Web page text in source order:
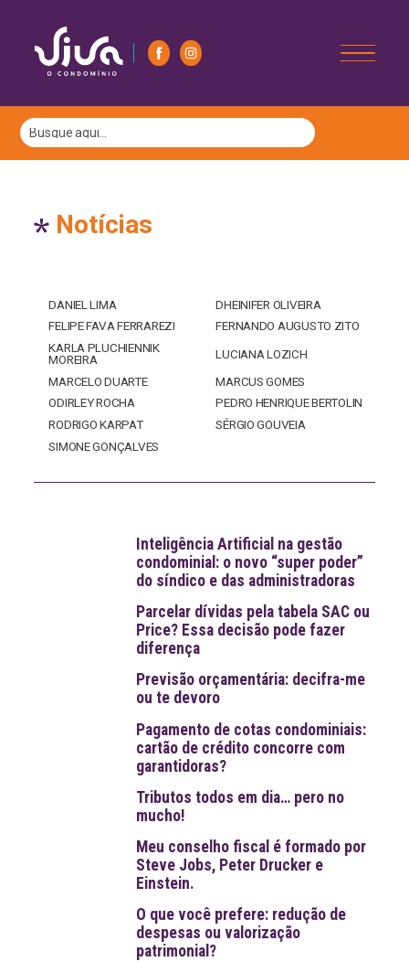
Notícias
DANIEL LIMA
DHEINIFER OLIVEIRA
FELIPE FAVA FERRAREZI
FERNANDO AUGUSTO ZITO
KARLA PLUCHIENNIK
MOREIRA
LUCIANA LOZICH
MARCELO DUARTE
MARCUS GOMES
ODIRLEY ROCHA
PEDRO HENRIQUE BERTOLIN
RODRIGO KARPAT
SÉRGIO GOUVEIA
SIMONE GONÇALVES
Inteligência Artificial na gestão
condominial: o novo “super poder”
do síndico e das administradoras
Parcelar dívidas pela tabela SAC ou
Price? Essa decisão pode fazer
diferença
Previsão orçamentária: decifra-me
ou te devoro
Pagamento de cotas condominiais:
cartão de crédito concorre com
garantidoras?
Tributos todos em dia… pero no
mucho!
Meu conselho fiscal é formado por
Steve Jobs, Peter Drucker e
Einstein.
O que você prefere: redução de
despesas ou valorização
patrimonial?